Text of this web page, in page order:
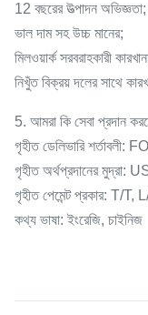
12 বছরের উত্পাদন
ভাল দাম সহ উচ্চ মানের;
মিলওয়ার্ক সরবরাহকারী
নিখুঁত বিক্রয় দলের সাথে
5. আমরা কি সেবা প্রদান
গৃহীত ডেলিভারি
গৃহীত অর্থপ্রদানের মুদ্রা:
গৃহীত পেমেন্ট প্রকার: T/T,
কথ্য ভাষা: ইংরেজি, চাইনিজ